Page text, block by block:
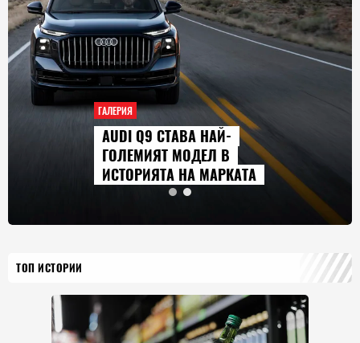
ГАЛЕРИЯ
AUDI Q9 СТАВА НАЙ-
ГОЛЕМИЯТ МОДЕЛ В
ИСТОРИЯТА НА МАРКАТА
ТОП ИСТОРИИ